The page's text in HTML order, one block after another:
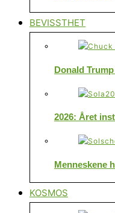
BEVISSTHET
Donald
2026: Året
Menneskene
KOSMOS